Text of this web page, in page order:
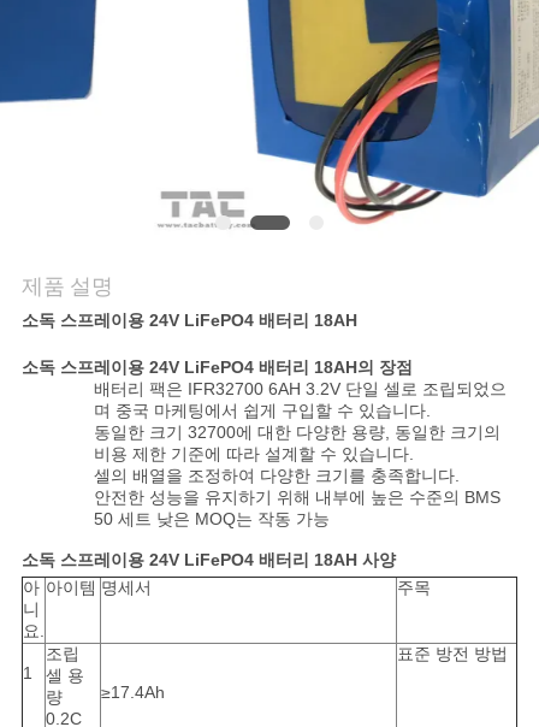
문
소
식
스
조
회
제품 설명
소독 스프레이용 24V LiFePO4 배터리 18AH
소독 스프레이용 24V LiFePO4 배터리 18AH의 장점
배터리 팩은 IFR32700 6AH 3.2V 단일 셀로 조립되었으
며 중국 마케팅에서 쉽게 구입할 수 있습니다.
동일한 크기 32700에 대한 다양한 용량, 동일한 크기의
비용 제한 기준에 따라 설계할 수 있습니다.
셀의 배열을 조정하여 다양한 크기를 충족합니다.
안전한 성능을 유지하기 위해 내부에 높은 수준의 BMS
50 세트 낮은 MOQ는 작동 가능
소독 스프레이용 24V LiFePO4 배터리 18AH 사양
아
니
요.
아이템 명세서 주목
1
조립
셀 용
량
0.2C
≥17.4Ah
표준 방전 방법